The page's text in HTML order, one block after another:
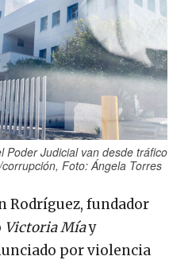
Poder Judicial van desde tráfico
Foto: Ángela Torres
Rodríguez, fundador
Victoria Míay
por violencia